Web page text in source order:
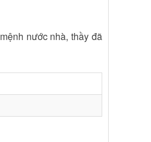
nước nhà, thầy đã